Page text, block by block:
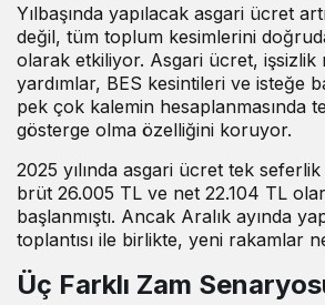
Yılbaşında yapılacak asgari ücret
değil, tüm toplum kesimlerini
olarak etkiliyor. Asgari ücret, işsizlik
yardımlar, BES kesintileri ve isteğe
pek çok kalemin hesaplanmasında
gösterge olma özelliğini koruyor.
2025 yılında asgari ücret tek
brüt 26.005 TL ve net 22.104 TL
başlanmıştı. Ancak Aralık ayında
toplantısı ile birlikte, yeni rakamlar
Üç Farklı Zam